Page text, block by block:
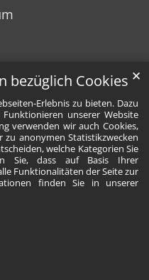
bezüglich Cookies
Erlebnis zu bieten. Dazu
unserer Website
verwenden wir auch Cookies,
anonymen Statistikzwecken
welche Kategorien Sie
Sie, dass auf Basis Ihrer
Funktionalitäten der Seite zur
finden Sie in unserer
✕